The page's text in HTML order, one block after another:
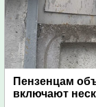
Пензенцам
включают